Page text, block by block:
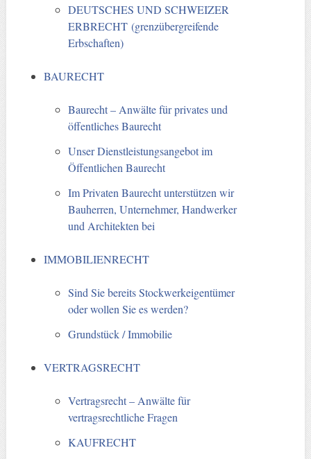
DEUTSCHES UND SCHWEIZER
ERBRECHT (grenzübergreifende
Erbschaften)
BAURECHT
Baurecht – Anwälte für privates und
öffentliches Baurecht
Unser Dienstleistungsangebot im
Öffentlichen Baurecht
Im Privaten Baurecht unterstützen wir
Bauherren, Unternehmer, Handwerker
und Architekten bei
IMMOBILIENRECHT
Sind Sie bereits Stockwerkeigentümer
oder wollen Sie es werden?
Grundstück / Immobilie
VERTRAGSRECHT
Vertragsrecht – Anwälte für
vertragsrechtliche Fragen
KAUFRECHT